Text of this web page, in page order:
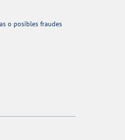
o posibles fraudes